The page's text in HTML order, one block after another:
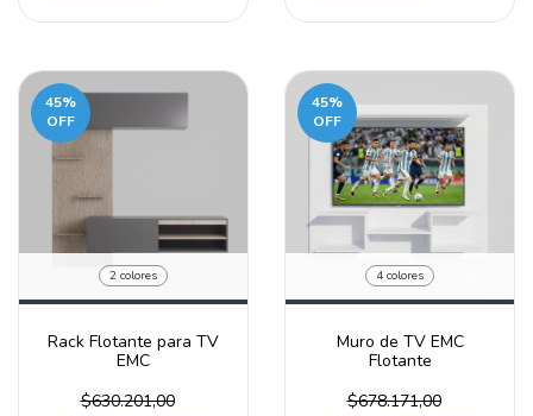
45%
OFF
2 colores
Rack Flotante para TV
EMC
$630.201,00
45%
OFF
4 colores
Muro de TV EMC
Flotante
$678.171,00